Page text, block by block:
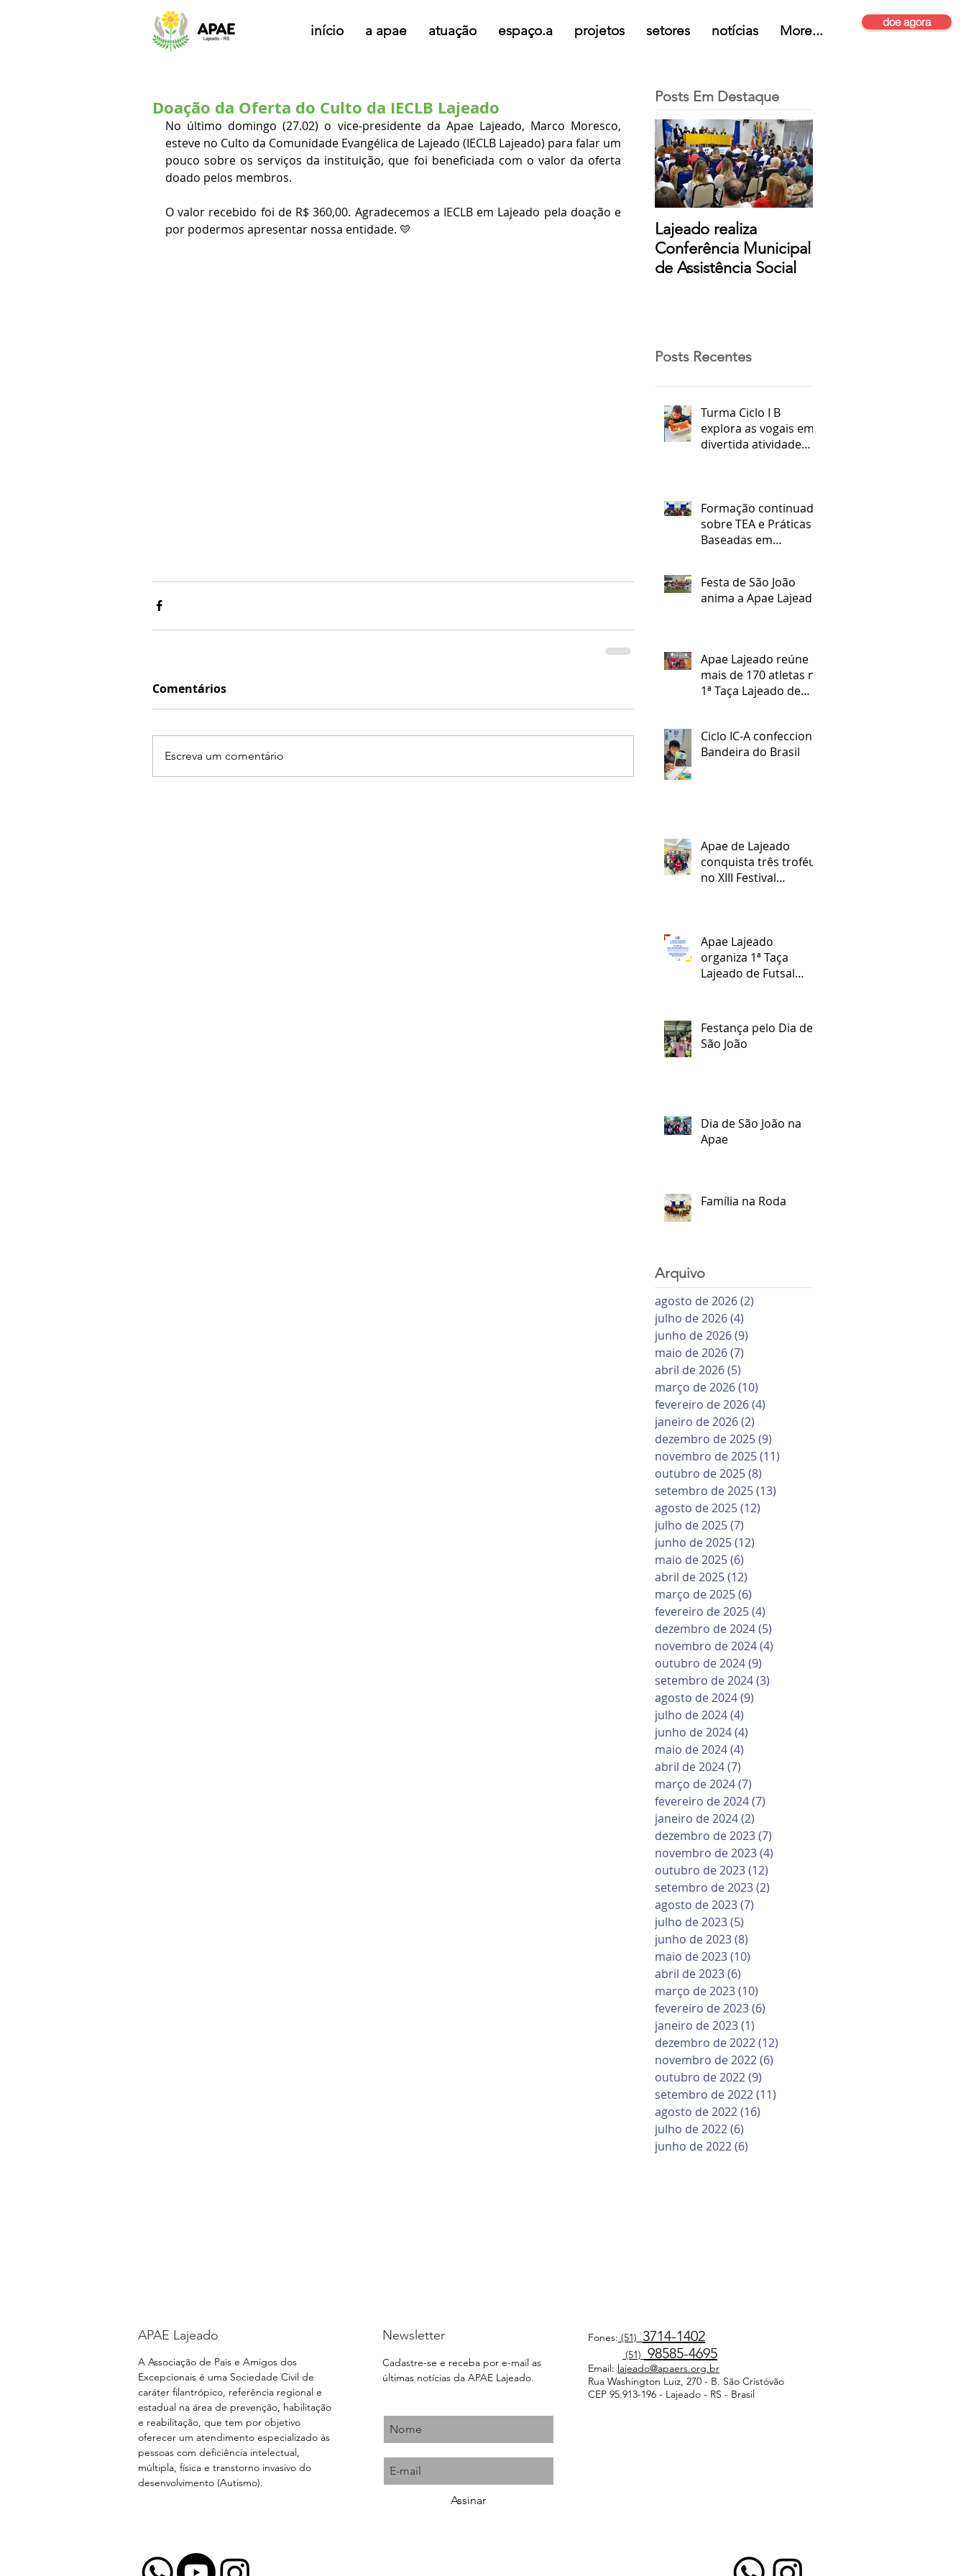
doe agora
início a apae atuação espaço.a projetos setores notícias More...
Doação da Oferta do Culto da IECLB Lajeado
No último domingo (27.02) o vice-presidente da Apae Lajeado, Marco Moresco,
esteve no Culto da Comunidade Evangélica de Lajeado (IECLB Lajeado) para falar um
pouco sobre os serviços da instituição, que foi beneficiada com o valor da oferta
doado pelos membros.
O valor recebido foi de R$ 360,00. Agradecemos a IECLB em Lajeado pela doação e
por podermos apresentar nossa entidade. 💛
Comentários
Escreva um comentário
Posts Em Destaque
Lajeado realiza
Conferência Municipal
de Assistência Social
Posts Recentes
Turma Ciclo I B
explora as vogais em
divertida atividade
Formação continuada
sobre TEA e Práticas
Baseadas em
Festa de São João
anima a Apae Lajeado
Apae Lajeado reúne
mais de 170 atletas na
1ª Taça Lajeado de
Ciclo IC-A confecciona
Bandeira do Brasil
Apae de Lajeado
conquista três troféus
no XIII Festival
Apae Lajeado
organiza 1ª Taça
Lajeado de Futsal
Festança pelo Dia de
São João
Dia de São João na
Apae
Família na Roda
Arquivo
agosto de 2026(2)
julho de 2026(4)
junho de 2026(9)
maio de 2026(7)
abril de 2026(5)
março de 2026(10)
fevereiro de 2026(4)
janeiro de 2026(2)
dezembro de 2025(9)
novembro de 2025(11)
outubro de 2025(8)
setembro de 2025(13)
agosto de 2025(12)
julho de 2025(7)
junho de 2025(12)
maio de 2025(6)
abril de 2025(12)
março de 2025(6)
fevereiro de 2025(4)
dezembro de 2024(5)
novembro de 2024(4)
outubro de 2024(9)
setembro de 2024(3)
agosto de 2024(9)
julho de 2024(4)
junho de 2024(4)
maio de 2024(4)
abril de 2024(7)
março de 2024(7)
fevereiro de 2024(7)
janeiro de 2024(2)
dezembro de 2023(7)
novembro de 2023(4)
outubro de 2023(12)
setembro de 2023(2)
agosto de 2023(7)
julho de 2023(5)
junho de 2023(8)
maio de 2023(10)
abril de 2023(6)
março de 2023(10)
fevereiro de 2023(6)
janeiro de 2023(1)
dezembro de 2022(12)
novembro de 2022(6)
outubro de 2022(9)
setembro de 2022(11)
agosto de 2022(16)
julho de 2022(6)
junho de 2022(6)
APAE Lajeado
A Associação de Pais e Amigos dos
Excepcionais é uma Sociedade Civil de
caráter filantrópico, referência regional e
estadual na área de prevenção, habilitação
e reabilitação, que tem por objetivo
oferecer um atendimento especializado às
pessoas com deficiência intelectual,
múltipla, física e transtorno invasivo do
desenvolvimento (Autismo).
Newsletter
Cadastre-se e receba por e-mail as
últimas notícias da APAE Lajeado.
Assinar
Fones: (51) 3714-1402
(51) 98585-4695
Email: lajeado@apaers.org.br
Rua Washington Luiz, 270 - B. São Cristóvão
CEP 95.913-196 - Lajeado - RS - Brasil